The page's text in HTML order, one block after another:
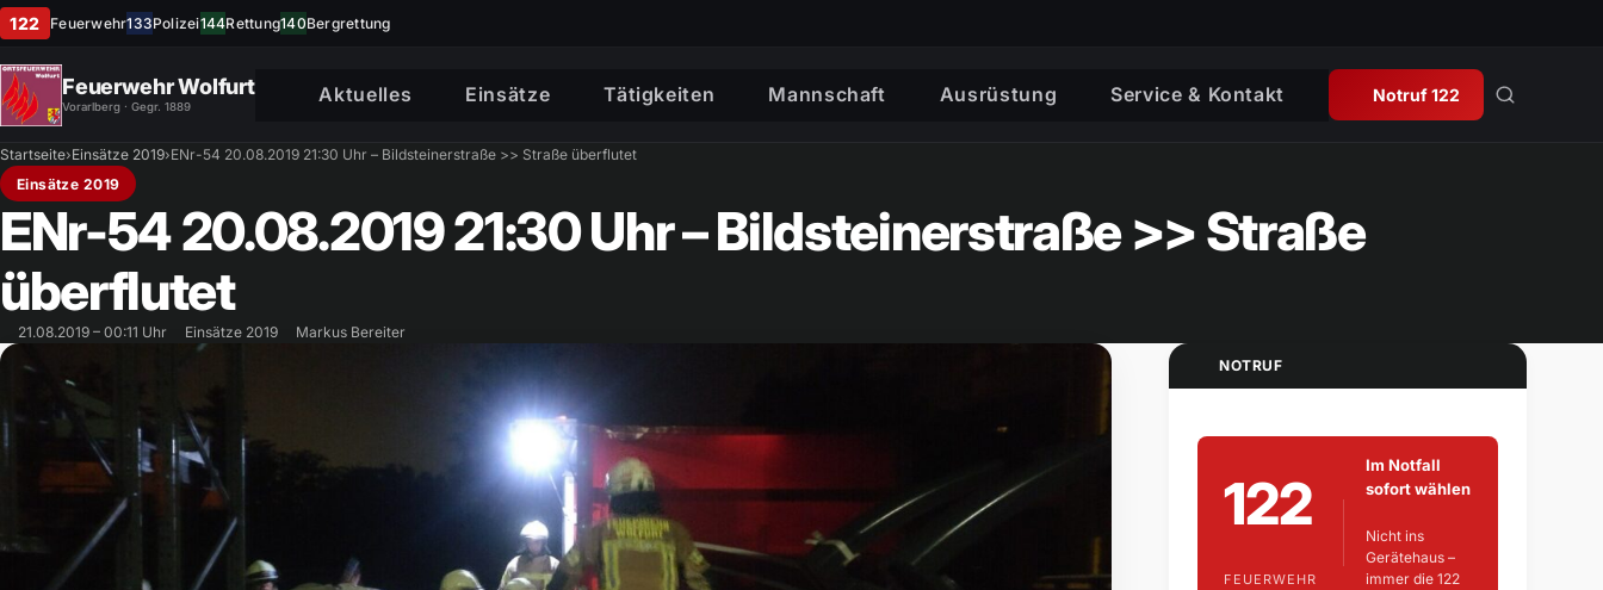
122 Feuerwehr133Polizei144Rettung140Bergrettung
Feuerwehr Wolfurt
Vorarlberg · Gegr. 1889
Aktuelles Einsätze Tätigkeiten Mannschaft Ausrüstung Service & Kontakt Notruf 122
Startseite›Einsätze 2019›ENr-54 20.08.2019 21:30 Uhr – Bildsteinerstraße >> Straße überflutet
Einsätze 2019
ENr-54 20.08.2019 21:30 Uhr – Bildsteinerstraße >> Straße
überflutet
21.08.2019 – 00:11 Uhr Einsätze 2019 Markus Bereiter
NOTRUF
122
FEUERWEHR
Im Notfall
sofort wählen
Nicht ins
Gerätehaus –
immer die 122